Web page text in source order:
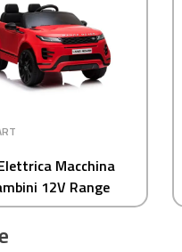
Macchina
12V Range
Rossa